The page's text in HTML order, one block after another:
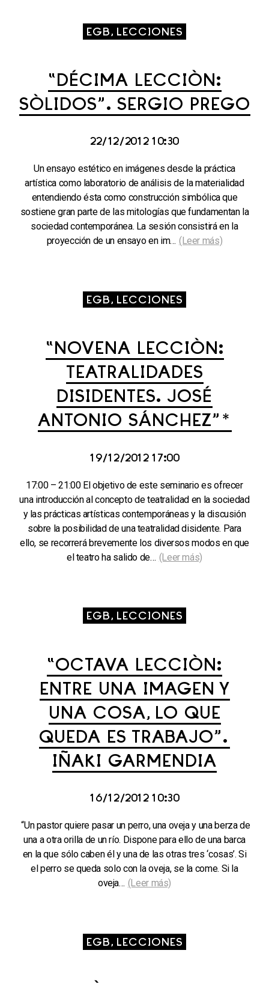
EGB, LECCIONES
“DÉCIMA LECCIÓN:
SÓLIDOS”. SERGIO PREGO
22/12/2012 10:30
Un ensayo estético en imágenes desde la práctica
artística como laboratorio de análisis de la materialidad
entendiendo ésta como construcción simbólica que
sostiene gran parte de las mitologías que fundamentan la
sociedad contemporánea. La sesión consistirá en la
proyección de un ensayo en im… (Leer más)
EGB, LECCIONES
“NOVENA LECCIÓN:
TEATRALIDADES
DISIDENTES. JOSÉ
ANTONIO SÁNCHEZ”*
19/12/2012 17:00
17:00 – 21:00 El objetivo de este seminario es ofrecer
una introducción al concepto de teatralidad en la sociedad
y las prácticas artísticas contemporáneas y la discusión
sobre la posibilidad de una teatralidad disidente. Para
ello, se recorrerá brevemente los diversos modos en que
el teatro ha salido de… (Leer más)
EGB, LECCIONES
“OCTAVA LECCIÓN:
ENTRE UNA IMAGEN Y
UNA COSA, LO QUE
QUEDA ES TRABAJO”.
IÑAKI GARMENDIA
16/12/2012 10:30
“Un pastor quiere pasar un perro, una oveja y una berza de
una a otra orilla de un río. Dispone para ello de una barca
en la que sólo caben él y una de las otras tres ‘cosas’. Si
el perro se queda solo con la oveja, se la come. Si la
oveja… (Leer más)
EGB, LECCIONES